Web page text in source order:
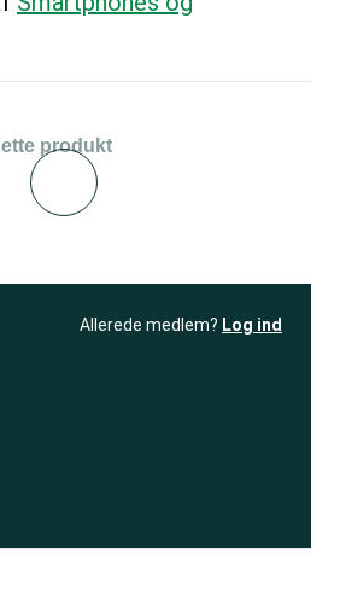
produkt
Allerede medlem? Log ind